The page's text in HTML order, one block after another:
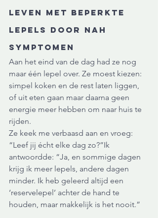
Leven met beperkte
lepels door NAH
symptomen
Aan het eind van de dag had ze nog
maar één lepel over. Ze moest kiezen:
simpel koken en de rest laten liggen,
of uit eten gaan maar daarna geen
energie meer hebben om naar huis te
rijden.
Ze keek me verbaasd aan en vroeg:
“Leef jij écht elke dag zo?”Ik
antwoordde: “Ja, en sommige dagen
krijg ik meer lepels, andere dagen
minder. Ik heb geleerd altijd een
‘reservelepel’ achter de hand te
houden, maar makkelijk is het nooit.”